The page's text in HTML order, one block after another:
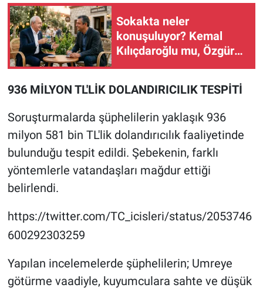
Sokakta neler
konuşuluyor? Kemal
Kılıçdaroğlu mu, Özgür
936 MİLYON TL'LİK DOLANDIRICILIK TESPİTİ
Soruşturmalarda şüphelilerin yaklaşık 936
milyon 581 bin TL'lik dolandırıcılık faaliyetinde
bulunduğu tespit edildi. Şebekenin, farklı
yöntemlerle vatandaşları mağdur ettiği
belirlendi.
https://twitter.com/TC_icisleri/status/2053746
600292303259
Yapılan incelemelerde şüphelilerin; Umreye
götürme vaadiyle, kuyumculara sahte ve düşük